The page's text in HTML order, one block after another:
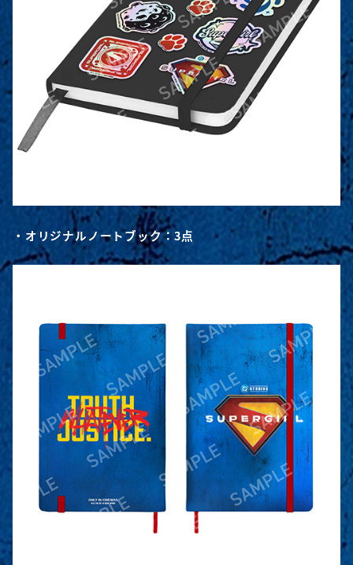
・オリジナルノートブック：3点